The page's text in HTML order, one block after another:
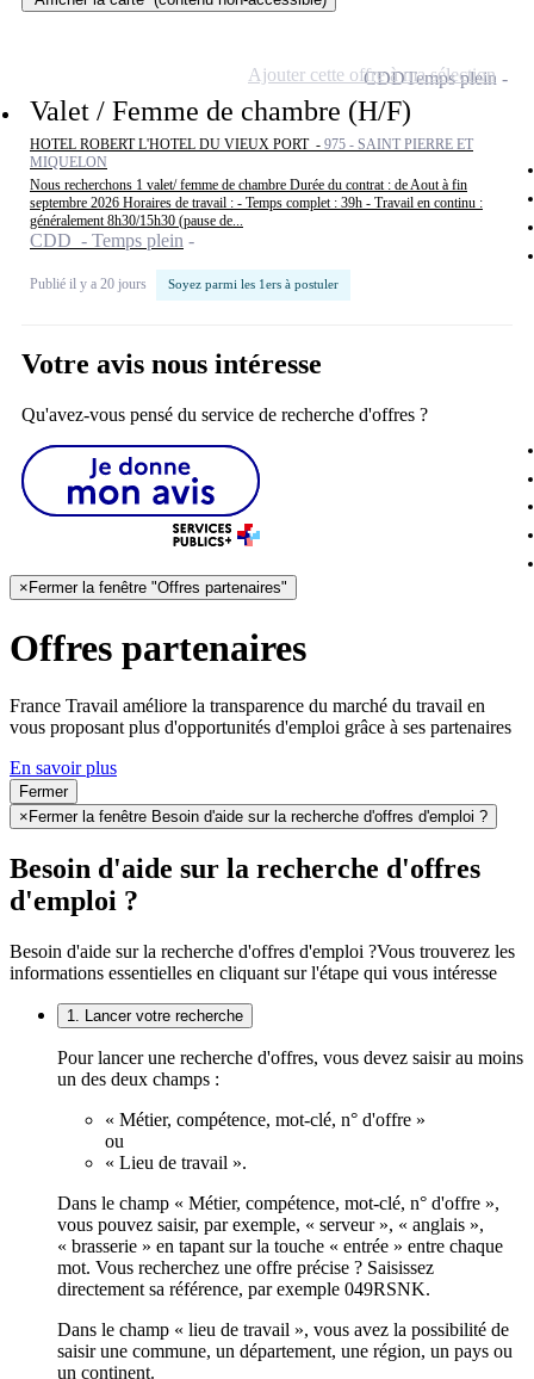
Valet / Femme de chambre (H/F)
HOTEL ROBERT L'HOTEL DU VIEUX PORT - 975 - SAINT PIERRE ET
MIQUELON
Nous recherchons 1 valet/ femme de chambre Durée du contrat : de Aout à fin
septembre 2026 Horaires de travail : - Temps complet : 39h - Travail en continu :
généralement 8h30/15h30 (pause de...
CDD - Temps plein
Publié il y a 20 jours Soyez parmi les 1ers à postuler
CDDTemps plein
Ajouter cette offre à ma sélection
Votre avis nous intéresse
Qu'avez-vous pensé du service de recherche d'offres ?
× Fermer la fenêtre "Offres partenaires"
Offres partenaires
France Travail améliore la transparence du marché du travail en
vous proposant plus d'opportunités d'emploi grâce à ses partenaires
En savoir plus
Fermer
× Fermer la fenêtre Besoin d'aide sur la recherche d'offres d'emploi ?
Besoin d'aide sur la recherche d'offres
d'emploi ?
Besoin d'aide sur la recherche d'offres d'emploi ?Vous trouverez les
informations essentielles en cliquant sur l'étape qui vous intéresse
1. Lancer votre recherche
Pour lancer une recherche d'offres, vous devez saisir au moins
un des deux champs :
« Métier, compétence, mot-clé, n° d'offre »
ou
« Lieu de travail ».
Dans le champ « Métier, compétence, mot-clé, n° d'offre »,
vous pouvez saisir, par exemple, « serveur », « anglais »,
« brasserie » en tapant sur la touche « entrée » entre chaque
mot. Vous recherchez une offre précise ? Saisissez
directement sa référence, par exemple 049RSNK.
Dans le champ « lieu de travail », vous avez la possibilité de
saisir une commune, un département, une région, un pays ou
un continent.